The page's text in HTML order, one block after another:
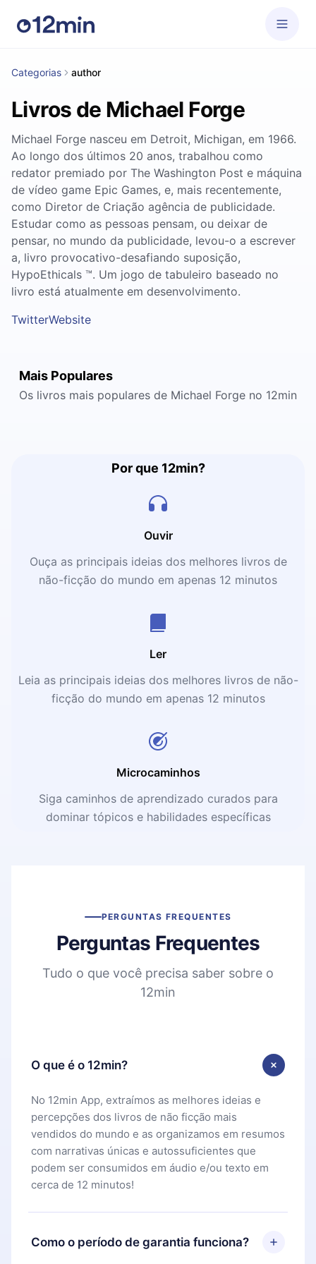
Categorias author
Livros de Michael Forge
Michael Forge nasceu em Detroit, Michigan, em 1966.
Ao longo dos últimos 20 anos, trabalhou como
redator premiado por The Washington Post e máquina
de vídeo game Epic Games, e, mais recentemente,
como Diretor de Criação agência de publicidade.
Estudar como as pessoas pensam, ou deixar de
pensar, no mundo da publicidade, levou-o a escrever
a, livro provocativo-desafiando suposição,
HypoEthicals ™. Um jogo de tabuleiro baseado no
livro está atualmente em desenvolvimento.
TwitterWebsite
Mais Populares
Os livros mais populares de Michael Forge no 12min
Por que 12min?
Ouvir
Ouça as principais ideias dos melhores livros de
não-ficção do mundo em apenas 12 minutos
Ler
Leia as principais ideias dos melhores livros de não-
ficção do mundo em apenas 12 minutos
Microcaminhos
Siga caminhos de aprendizado curados para
dominar tópicos e habilidades específicas
PERGUNTAS FREQUENTES
Perguntas Frequentes
Tudo o que você precisa saber sobre o
12min
O que é o 12min?
No 12min App, extraímos as melhores ideias e
percepções dos livros de não ficção mais
vendidos do mundo e as organizamos em resumos
com narrativas únicas e autossuficientes que
podem ser consumidos em áudio e/ou texto em
cerca de 12 minutos!
Como o período de garantia funciona?